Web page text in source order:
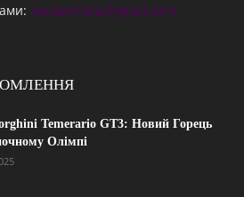
maxwelhelp@gmail.com
Temerario GT3: Новий Горець
Олімпі